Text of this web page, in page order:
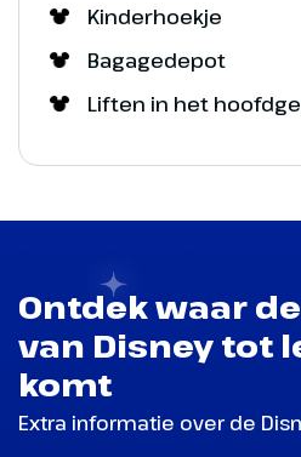
Kinderhoekje
Bagagedepot
Liften in het
Ontdek waar
van Disney tot
komt
Extra informatie over de